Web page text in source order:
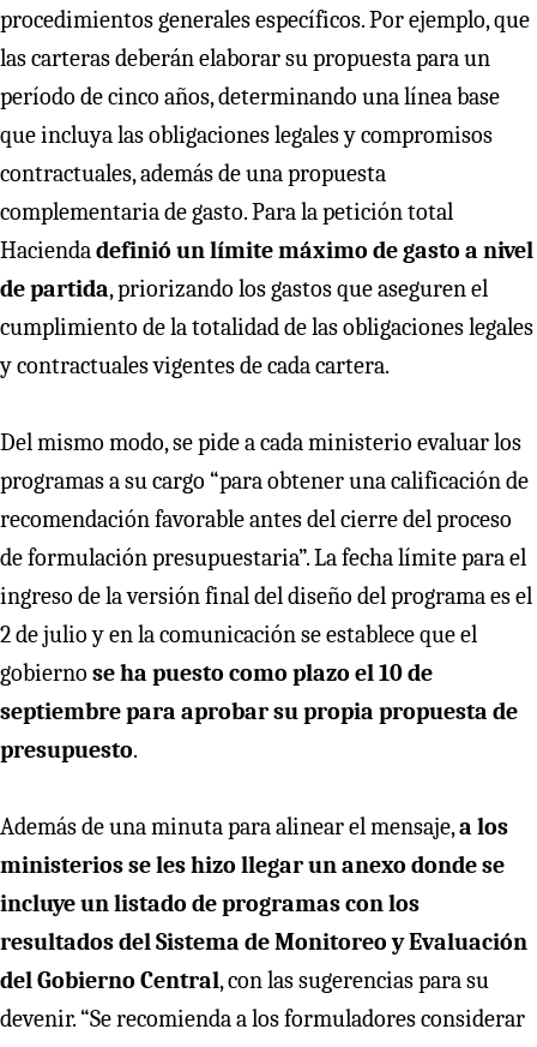
procedimientos generales específicos. Por ejemplo, que
las carteras deberán elaborar su propuesta para un
período de cinco años, determinando una línea base
que incluya las obligaciones legales y compromisos
contractuales, además de una propuesta
complementaria de gasto. Para la petición total
Haciendadefinió un límite máximo de gasto a nivel
de partida, priorizando los gastos que aseguren el
cumplimiento de la totalidad de las obligaciones legales
y contractuales vigentes de cada cartera.
Del mismo modo, se pide a cada ministerio evaluar los
programas a su cargo “para obtener una calificación de
recomendación favorable antes del cierre del proceso
de formulación presupuestaria”. La fecha límite para el
ingreso de la versión final del diseño del programa es el
2 de julio y en la comunicación se establece que el
gobierno se ha puesto como plazo el 10 de
septiembre para aprobar su propia propuesta de
presupuesto.
Además de una minuta para alinear el mensaje,a los
ministerios se les hizo llegar un anexo donde se
incluye un listado de programas con los
resultados del Sistema de Monitoreo y Evaluación
del Gobierno Central, con las sugerencias para su
devenir. “Se recomienda a los formuladores considerar